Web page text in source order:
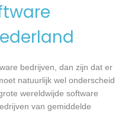
bedrijven, dan zijn dat er
natuurlijk wel onderscheid
wereldwijde software
van gemiddelde